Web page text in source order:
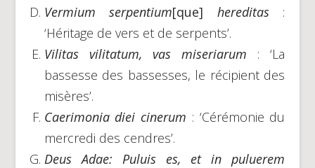
Vermium serpentium[que] hereditas:
‘Héritage de vers et de serpents’.
Vilitas vilitatum, vas miseriarum : ‘La
bassesse des bassesses, le récipient des
misères’.
Caerimonia diei cinerum : ‘Cérémonie du
mercredi des cendres’.
Deus Adae: Puluis es, et in puluerem